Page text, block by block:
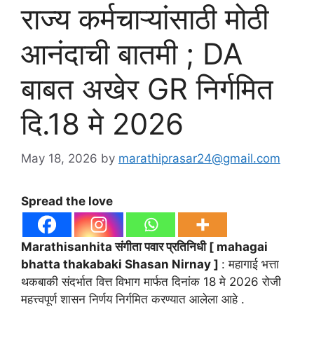
राज्य कर्मचाऱ्यांसाठी मोठी
आनंदाची बातमी ; DA
बाबत अखेर GR निर्गमित
दि.18 मे 2026
May 18, 2026 by marathiprasar24@gmail.com
Spread the love
Marathisanhita संगीता पवार प्रतिनिधी [ mahagai
bhatta thakabaki Shasan Nirnay ] : महागाई भत्ता
थकबाकी संदर्भात वित्त विभाग मार्फत दिनांक 18 मे 2026 रोजी
महत्त्वपूर्ण शासन निर्णय निर्गमित करण्यात आलेला आहे .